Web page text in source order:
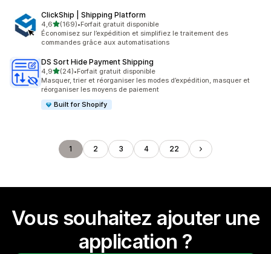
ClickShip | Shipping Platform
4,6étoile(s) sur 5
(169)
169 avis au total
•Forfait gratuit disponible
Économisez sur l’expédition et simplifiez le traitement des
commandes grâce aux automatisations
DS Sort Hide Payment Shipping
4,9étoile(s) sur 5
(24)
24 avis au total
•Forfait gratuit disponible
Masquer, trier et réorganiser les modes d’expédition, masquer et
réorganiser les moyens de paiement
Built for Shopify
1 2 3 4 22
Vous souhaitez ajouter une
application ?